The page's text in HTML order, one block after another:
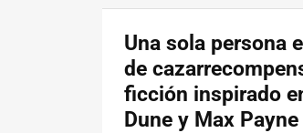
Una sola persona
de
ficción inspirado
Dune y Max Payne